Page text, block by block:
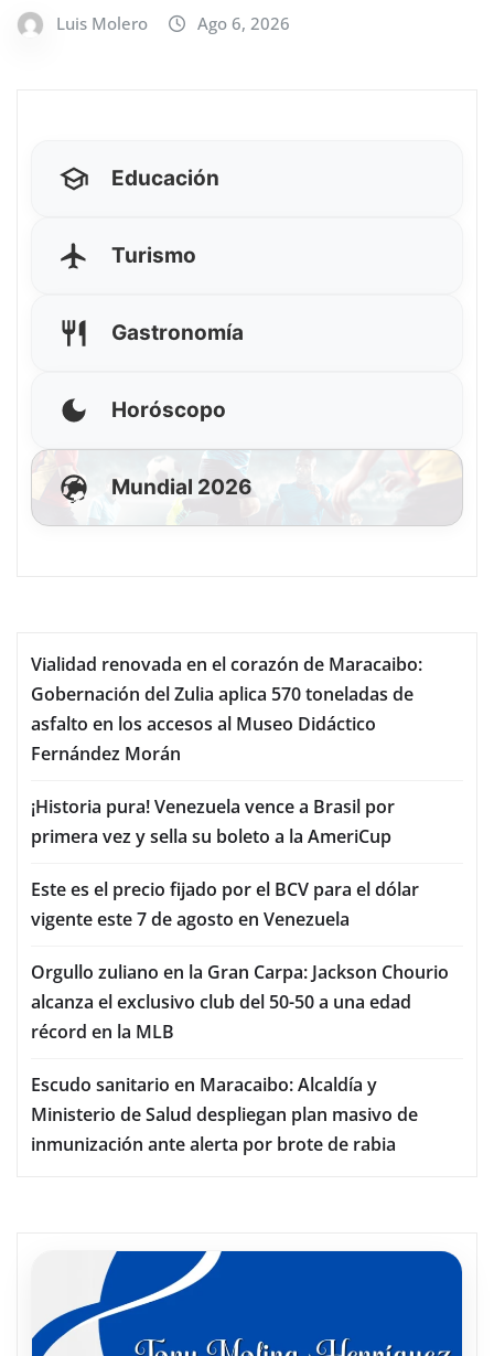
Luis Molero Ago 6, 2026
Educación
Turismo
Gastronomía
Horóscopo
Mundial 2026
Vialidad renovada en el corazón de Maracaibo:
Gobernación del Zulia aplica 570 toneladas de
asfalto en los accesos al Museo Didáctico
Fernández Morán
¡Historia pura! Venezuela vence a Brasil por
primera vez y sella su boleto a la AmeriCup
Este es el precio fijado por el BCV para el dólar
vigente este 7 de agosto en Venezuela
Orgullo zuliano en la Gran Carpa: Jackson Chourio
alcanza el exclusivo club del 50-50 a una edad
récord en la MLB
Escudo sanitario en Maracaibo: Alcaldía y
Ministerio de Salud despliegan plan masivo de
inmunización ante alerta por brote de rabia